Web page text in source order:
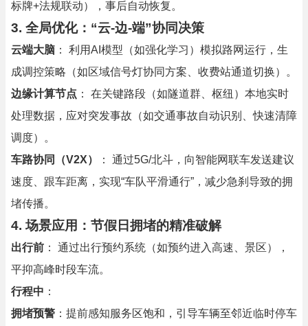
标牌+法规联动），事后自动恢复。
3. 全局优化：“云-边-端”协同决策
云端大脑 ： 利用AI模型（如强化学习）模拟路网运行，生
成调控策略（如区域信号灯协同方案、收费站通道切换）。
边缘计算节点 ： 在关键路段（如隧道群、枢纽）本地实时
处理数据，应对突发事故（如交通事故自动识别、快速清障
调度）。
车路协同（V2X）
： 通过5G/北斗，向智能网联车发送建议
速度、跟车距离，实现“车队平滑通行”，减少急刹导致的拥
堵传播。
4. 场景应用：节假日拥堵的精准破解
出行前 ： 通过出行预约系统（如预约进入高速、景区），
平抑高峰时段车流。
行程中 ：
拥堵预警 ：提前感知服务区饱和，引导车辆至邻近临时停车